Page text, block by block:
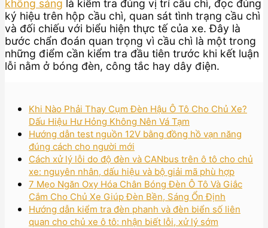
không sáng là kiểm tra đúng vị trí cầu chì, đọc đúng
ký hiệu trên hộp cầu chì, quan sát tình trạng cầu chì
và đối chiếu với biểu hiện thực tế của xe. Đây là
bước chẩn đoán quan trọng vì cầu chì là một trong
những điểm cần kiểm tra đầu tiên trước khi kết luận
lỗi nằm ở bóng đèn, công tắc hay dây điện.
Khi Nào Phải Thay Cụm Đèn Hậu Ô Tô Cho Chủ Xe?
Dấu Hiệu Hư Hỏng Không Nên Vá Tạm
Hướng dẫn test nguồn 12V bằng đồng hồ vạn năng
đúng cách cho người mới
Cách xử lý lỗi do độ đèn và CANbus trên ô tô cho chủ
xe: nguyên nhân, dấu hiệu và bộ giải mã phù hợp
7 Mẹo Ngăn Oxy Hóa Chân Bóng Đèn Ô Tô Và Giắc
Cắm Cho Chủ Xe Giúp Đèn Bền, Sáng Ổn Định
Hướng dẫn kiểm tra đèn phanh và đèn biển số liên
quan cho chủ xe ô tô: nhận biết lỗi, xử lý sớm